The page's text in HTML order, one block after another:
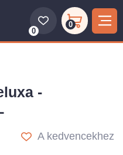
0
0
-
A kedvencekhez